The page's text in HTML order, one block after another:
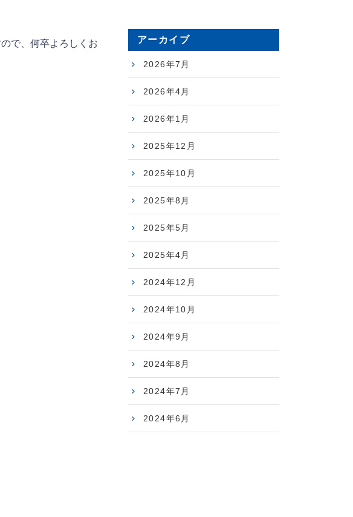
で、何卒よろしくお
アーカイブ
2026年7月
2026年4月
2026年1月
2025年12月
2025年10月
2025年8月
2025年5月
2025年4月
2024年12月
2024年10月
2024年9月
2024年8月
2024年7月
2024年6月